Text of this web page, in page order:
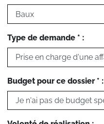
Type de demande * :
Budget pour ce dossier * :